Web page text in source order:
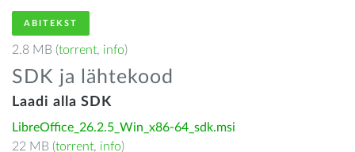
ABITEKST
2.8 MB (torrent, info)
SDK ja lähtekood
Laadi alla SDK
LibreOffice_26.2.5_Win_x86-64_sdk.msi
22 MB (torrent, info)